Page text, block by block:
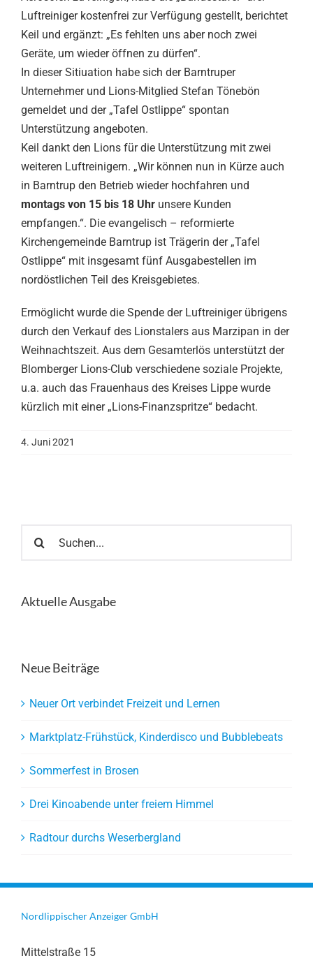
Luftreiniger kostenfrei zur Verfügung gestellt, berichtet
Keil und ergänzt: „Es fehlten uns aber noch zwei
Geräte, um wieder öffnen zu dürfen“.
In dieser Sitiuation habe sich der Barntruper
Unternehmer und Lions-Mitglied Stefan Tönebön
gemeldet und der „Tafel Ostlippe“ spontan
Unterstützung angeboten.
Keil dankt den Lions für die Unterstützung mit zwei
weiteren Luftreinigern. „Wir können nun in Kürze auch
in Barntrup den Betrieb wieder hochfahren und
montags von 15 bis 18 Uhr unsere Kunden
empfangen.“. Die evangelisch – reformierte
Kirchengemeinde Barntrup ist Trägerin der „Tafel
Ostlippe“ mit insgesamt fünf Ausgabestellen im
nordöstlichen Teil des Kreisgebietes.
Ermöglicht wurde die Spende der Luftreiniger übrigens
durch den Verkauf des Lionstalers aus Marzipan in der
Weihnachtszeit. Aus dem Gesamterlös unterstützt der
Blomberger Lions-Club verschiedene soziale Projekte,
u.a. auch das Frauenhaus des Kreises Lippe wurde
kürzlich mit einer „Lions-Finanzspritze“ bedacht.
4. Juni 2021
nach:
Aktuelle Ausgabe
Neue Beiträge
Neuer Ort verbindet Freizeit und Lernen
Marktplatz-Frühstück, Kinderdisco und Bubblebeats
Sommerfest in Brosen
Drei Kinoabende unter freiem Himmel
Radtour durchs Weserbergland
Nordlippischer Anzeiger GmbH
Mittelstraße 15